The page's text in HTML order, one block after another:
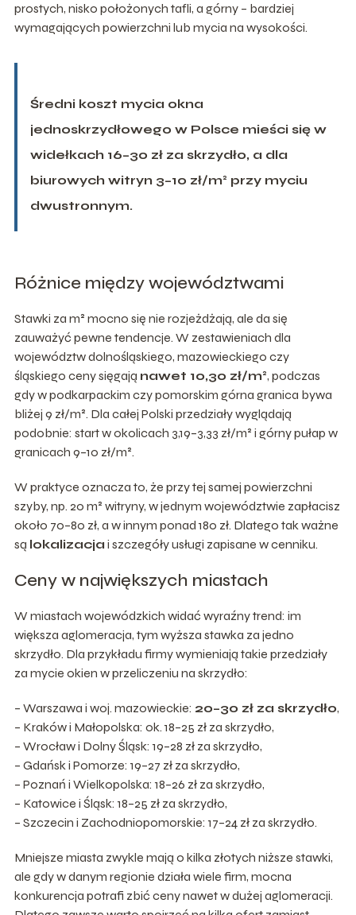
prostych, nisko położonych tafli, a górny – bardziej
wymagających powierzchni lub mycia na wysokości.
Średni koszt mycia okna
jednoskrzydłowego w Polsce mieści się w
widełkach 16–30 zł za skrzydło, a dla
biurowych witryn 3–10 zł/m² przy myciu
dwustronnym.
Różnice między województwami
Stawki za m² mocno się nie rozjeżdżają, ale da się
zauważyć pewne tendencje. W zestawieniach dla
województw dolnośląskiego, mazowieckiego czy
śląskiego ceny sięgają nawet 10,30 zł/m², podczas
gdy w podkarpackim czy pomorskim górna granica bywa
bliżej 9 zł/m². Dla całej Polski przedziały wyglądają
podobnie: start w okolicach 3,19–3,33 zł/m² i górny pułap w
granicach 9–10 zł/m².
W praktyce oznacza to, że przy tej samej powierzchni
szyby, np. 20 m² witryny, w jednym województwie zapłacisz
około 70–80 zł, a w innym ponad 180 zł. Dlatego tak ważne
są lokalizacja i szczegóły usługi zapisane w cenniku.
Ceny w największych miastach
W miastach wojewódzkich widać wyraźny trend: im
większa aglomeracja, tym wyższa stawka za jedno
skrzydło. Dla przykładu firmy wymieniają takie przedziały
za mycie okien w przeliczeniu na skrzydło:
– Warszawa i woj. mazowieckie: 20–30 zł za skrzydło,
– Kraków i Małopolska: ok. 18–25 zł za skrzydło,
– Wrocław i Dolny Śląsk: 19–28 zł za skrzydło,
– Gdańsk i Pomorze: 19–27 zł za skrzydło,
– Poznań i Wielkopolska: 18–26 zł za skrzydło,
– Katowice i Śląsk: 18–25 zł za skrzydło,
– Szczecin i Zachodniopomorskie: 17–24 zł za skrzydło.
Mniejsze miasta zwykle mają o kilka złotych niższe stawki,
ale gdy w danym regionie działa wiele firm, mocna
konkurencja potrafi zbić ceny nawet w dużej aglomeracji.